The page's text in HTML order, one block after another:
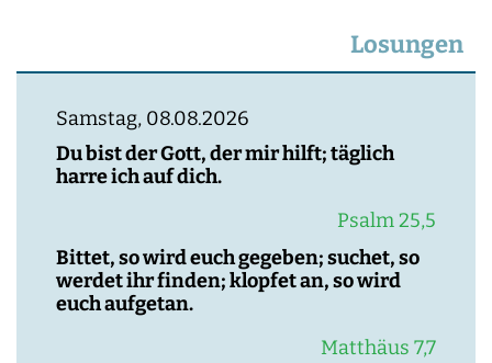
Losungen
Samstag, 08.08.2026
Du bist der Gott, der mir hilft; täglich
harre ich auf dich.
Psalm 25,5
Bittet, so wird euch gegeben; suchet, so
werdet ihr finden; klopfet an, so wird
euch aufgetan.
Matthäus 7,7